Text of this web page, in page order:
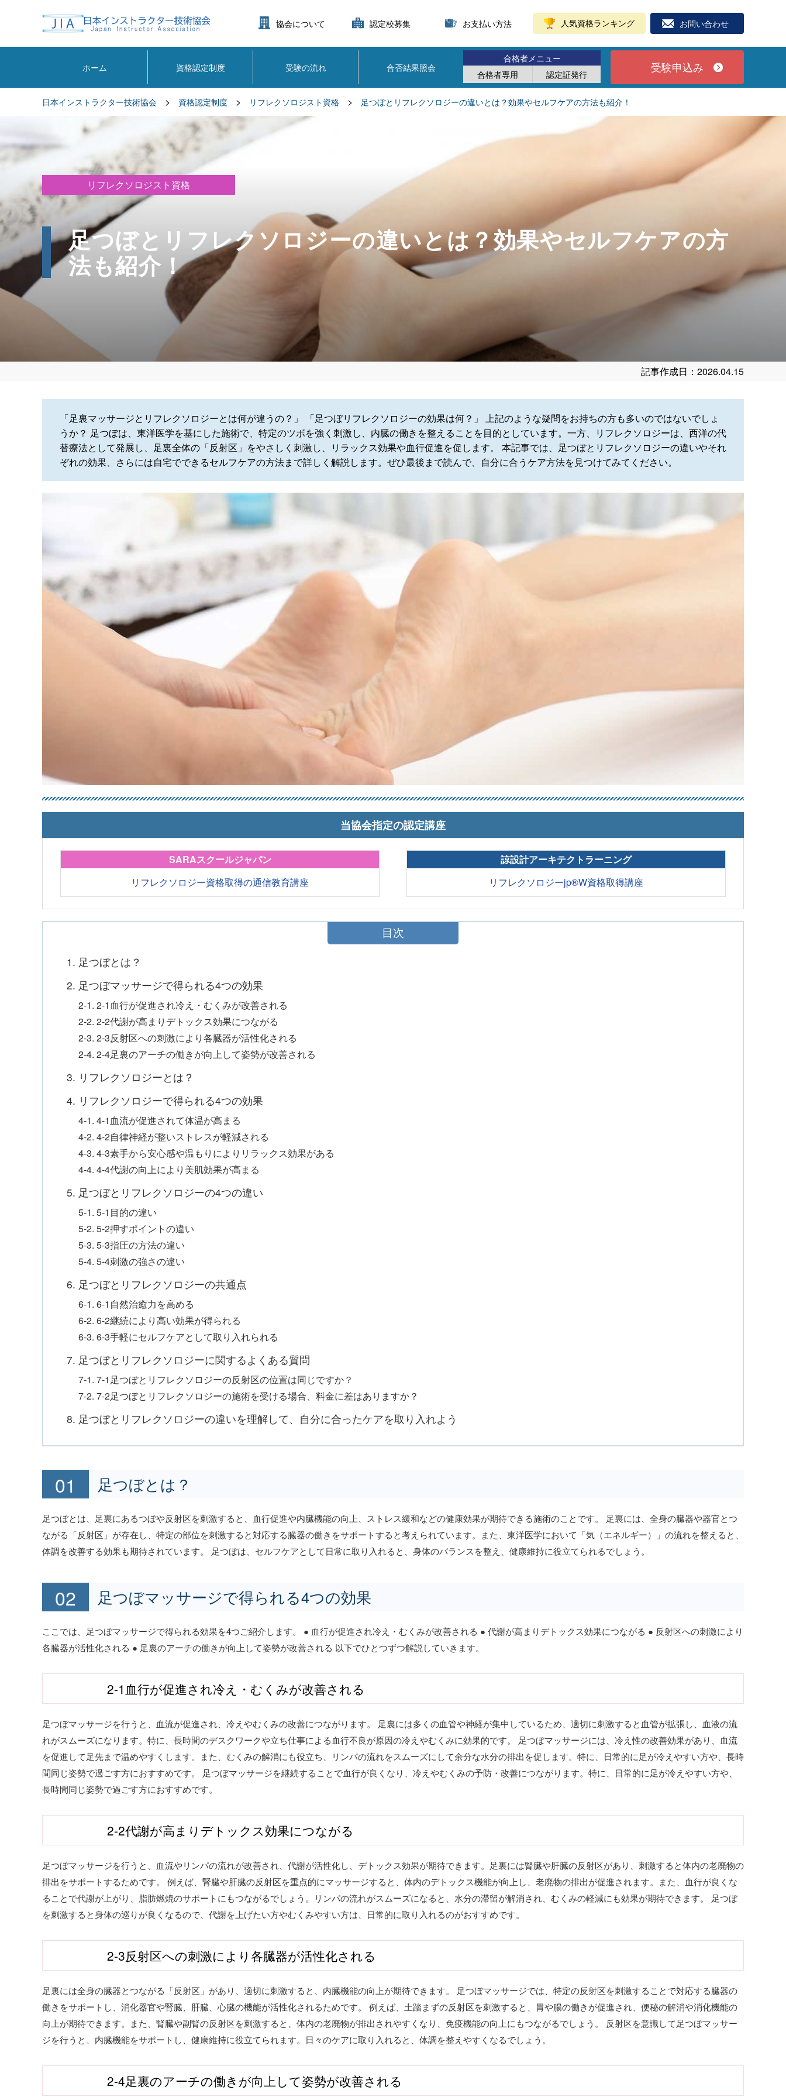
協会について 認定校募集 お支払い方法 人気資格ランキング お問い合わせ
ホーム 資格認定制度 受験の流れ 合否結果照会
合格者メニュー
合格者専用
認定証発行 受験申込み
日本インストラクター技術協会 > 資格認定制度 > リフレクソロジスト資格 > 足つぼとリフレクソロジーの違いとは？効果やセルフケアの方法も紹介！
リフレクソロジスト資格
足つぼとリフレクソロジーの違いとは？効果やセルフケアの方
法も紹介！
記事作成日：2026.04.15
「足裏マッサージとリフレクソロジーとは何が違うの？」 「足つぼリフレクソロジーの効果は何？」 上記のような疑問をお持ちの方も多いのではないでしょ
うか？ 足つぼは、東洋医学を基にした施術で、特定のツボを強く刺激し、内臓の働きを整えることを目的としています。一方、リフレクソロジーは、西洋の代
替療法として発展し、足裏全体の「反射区」をやさしく刺激し、リラックス効果や血行促進を促します。 本記事では、足つぼとリフレクソロジーの違いやそれ
ぞれの効果、さらには自宅でできるセルフケアの方法まで詳しく解説します。ぜひ最後まで読んで、自分に合うケア方法を見つけてみてください。
当協会指定の認定講座
SARAスクールジャパン
リフレクソロジー資格取得の通信教育講座
諒設計アーキテクトラーニング
リフレクソロジーjp®W資格取得講座
目次
1. 足つぼとは？
2. 足つぼマッサージで得られる4つの効果
2-1. 2-1血行が促進され冷え・むくみが改善される
2-2. 2-2代謝が高まりデトックス効果につながる
2-3. 2-3反射区への刺激により各臓器が活性化される
2-4. 2-4足裏のアーチの働きが向上して姿勢が改善される
3. リフレクソロジーとは？
4. リフレクソロジーで得られる4つの効果
4-1. 4-1血流が促進されて体温が高まる
4-2. 4-2自律神経が整いストレスが軽減される
4-3. 4-3素手から安心感や温もりによりリラックス効果がある
4-4. 4-4代謝の向上により美肌効果が高まる
5. 足つぼとリフレクソロジーの4つの違い
5-1. 5-1目的の違い
5-2. 5-2押すポイントの違い
5-3. 5-3指圧の方法の違い
5-4. 5-4刺激の強さの違い
6. 足つぼとリフレクソロジーの共通点
6-1. 6-1自然治癒力を高める
6-2. 6-2継続により高い効果が得られる
6-3. 6-3手軽にセルフケアとして取り入れられる
7. 足つぼとリフレクソロジーに関するよくある質問
7-1. 7-1足つぼとリフレクソロジーの反射区の位置は同じですか？
7-2. 7-2足つぼとリフレクソロジーの施術を受ける場合、料金に差はありますか？
8. 足つぼとリフレクソロジーの違いを理解して、自分に合ったケアを取り入れよう
足つぼとは？
足つぼとは、足裏にあるつぼや反射区を刺激すると、血行促進や内臓機能の向上、ストレス緩和などの健康効果が期待できる施術のことです。 足裏には、全身の臓器や器官とつ
ながる「反射区」が存在し、特定の部位を刺激すると対応する臓器の働きをサポートすると考えられています。また、東洋医学において「気（エネルギー）」の流れを整えると、
体調を改善する効果も期待されています。 足つぼは、セルフケアとして日常に取り入れると、身体のバランスを整え、健康維持に役立てられるでしょう。
足つぼマッサージで得られる4つの効果
ここでは、足つぼマッサージで得られる効果を4つご紹介します。 ● 血行が促進され冷え・むくみが改善される ● 代謝が高まりデトックス効果につながる ● 反射区への刺激により
各臓器が活性化される ● 足裏のアーチの働きが向上して姿勢が改善される 以下でひとつずつ解説していきます。
2-1血行が促進され冷え・むくみが改善される
足つぼマッサージを行うと、血流が促進され、冷えやむくみの改善につながります。 足裏には多くの血管や神経が集中しているため、適切に刺激すると血管が拡張し、血液の流
れがスムーズになります。特に、長時間のデスクワークや立ち仕事による血行不良が原因の冷えやむくみに効果的です。 足つぼマッサージには、冷え性の改善効果があり、血流
を促進して足先まで温めやすくします。また、むくみの解消にも役立ち、リンパの流れをスムーズにして余分な水分の排出を促します。特に、日常的に足が冷えやすい方や、長時
間同じ姿勢で過ごす方におすすめです。 足つぼマッサージを継続することで血行が良くなり、冷えやむくみの予防・改善につながります。特に、日常的に足が冷えやすい方や、
長時間同じ姿勢で過ごす方におすすめです。
2-2代謝が高まりデトックス効果につながる
足つぼマッサージを行うと、血流やリンパの流れが改善され、代謝が活性化し、デトックス効果が期待できます。足裏には腎臓や肝臓の反射区があり、刺激すると体内の老廃物の
排出をサポートするためです。 例えば、腎臓や肝臓の反射区を重点的にマッサージすると、体内のデトックス機能が向上し、老廃物の排出が促進されます。また、血行が良くな
ることで代謝が上がり、脂肪燃焼のサポートにもつながるでしょう。リンパの流れがスムーズになると、水分の滞留が解消され、むくみの軽減にも効果が期待できます。 足つぼ
を刺激すると身体の巡りが良くなるので、代謝を上げたい方やむくみやすい方は、日常的に取り入れるのがおすすめです。
2-3反射区への刺激により各臓器が活性化される
足裏には全身の臓器とつながる「反射区」があり、適切に刺激すると、内臓機能の向上が期待できます。 足つぼマッサージでは、特定の反射区を刺激することで対応する臓器の
働きをサポートし、消化器官や腎臓、肝臓、心臓の機能が活性化されるためです。 例えば、土踏まずの反射区を刺激すると、胃や腸の働きが促進され、便秘の解消や消化機能の
向上が期待できます。また、腎臓や副腎の反射区を刺激すると、体内の老廃物が排出されやすくなり、免疫機能の向上にもつながるでしょう。 反射区を意識して足つぼマッサー
ジを行うと、内臓機能をサポートし、健康維持に役立てられます。日々のケアに取り入れると、体調を整えやすくなるでしょう。
2-4足裏のアーチの働きが向上して姿勢が改善される